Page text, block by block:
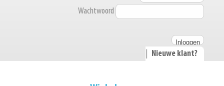
Wachtwoord
Nieuwe klant?